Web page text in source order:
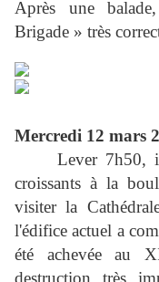
Après une
Brigade » très
Mercredi 12 mars
Lever 7h50,
croissants à la
visiter la
l'édifice actuel a
été achevée au
destruction très